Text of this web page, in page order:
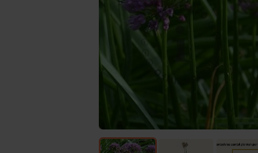
Bomen
Leibomen
Bloembollen
Tuinbenodigdheden